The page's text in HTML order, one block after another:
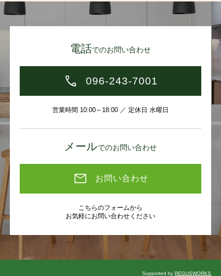
電話でのお問い合わせ
096-243-7001
営業時間 10:00～18:00 ／ 定休日 水曜日
メールでのお問い合わせ
お問い合わせ
こちらのフォームから
お気軽にお問い合わせください
Supported by REGUSWORKS